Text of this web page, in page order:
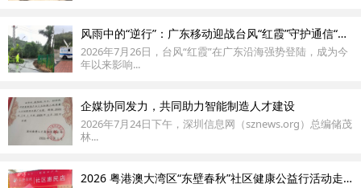
风雨中的“逆行”：广东移动迎战台风“红霞”守护通信“生命线”
2026年7月26日，台风“红霞”在广东沿海强势登陆，成为今
年以来影响...
企媒协同发力，共同助力智能制造人才建设
2026年7月24日下午，深圳信息网（sznews.org）总编储茂
林...
2026 粤港澳大湾区“东壁春秋”社区健康公益行活动走进龙岗新生社区